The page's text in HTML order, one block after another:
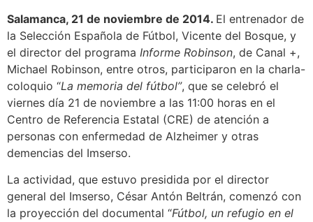
Salamanca, 21 de noviembre de 2014. El entrenador de
la Selección Española de Fútbol, Vicente del Bosque, y
el director del programa Informe Robinson, de Canal +,
Michael Robinson, entre otros, participaron en la charla-
coloquio “La memoria del fútbol”, que se celebró el
viernes día 21 de noviembre a las 11:00 horas en el
Centro de Referencia Estatal (CRE) de atención a
personas con enfermedad de Alzheimer y otras
demencias del Imserso.
La actividad, que estuvo presidida por el director
general del Imserso, César Antón Beltrán, comenzó con
la proyección del documental “Fútbol, un refugio en el